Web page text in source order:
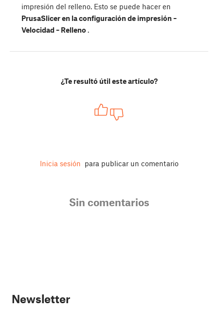
impresión del relleno. Esto se puede hacer en
PrusaSlicer en la configuración de impresión –
Velocidad – Relleno .
¿Te resultó útil este artículo?
Inicia sesión para publicar un comentario
Sin comentarios
Newsletter